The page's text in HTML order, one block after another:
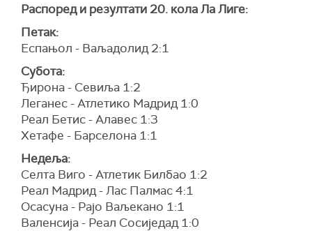
Распоред и резултати 20. кола Ла Лиге:
Петак:
Еспањол - Ваљадолид 2:1
Субота:
Ђирона - Севиља 1:2
Леганес - Атлетико Мадрид 1:0
Реал Бетис - Алавес 1:3
Хетафе - Барселона 1:1
Недеља:
Селта Виго - Атлетик Билбао 1:2
Реал Мадрид - Лас Палмас 4:1
Осасуна - Рајо Ваљекано 1:1
Валенсија - Реал Сосиједад 1:0